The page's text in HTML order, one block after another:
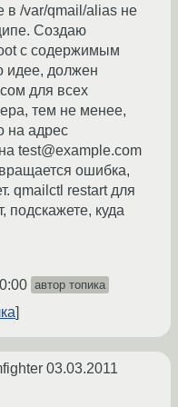
в /var/qmail/alias не
Создаю
с содержимым
идее, должен
для всех
тем не менее,
на адрес
test@example.com
ошибка,
qmailctl restart для
подскажете, куда
автор топика
03.03.2011